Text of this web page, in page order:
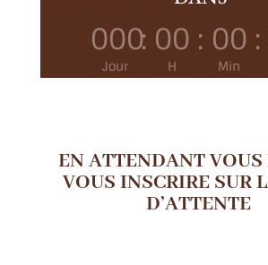
000
Jour
: 00
H
: 00
Min
:
EN ATTENDANT VOUS
VOUS INSCRIRE SUR
D’ATTENTE